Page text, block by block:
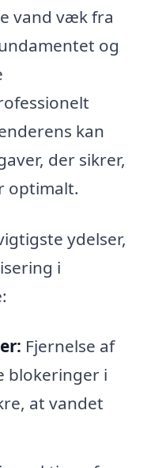
vand væk fra
og
kan
der sikrer,
optimalt.
ydelser,
i
Fjernelse af
blokeringer i
at vandet